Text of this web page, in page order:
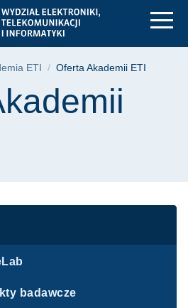
ETI
ETI Oferta Akademii ETI
badawcze